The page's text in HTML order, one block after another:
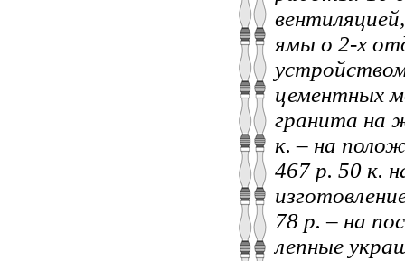
ямы о 2-х
цементных
гранита на
к. – на
467 р. 50 к.
78 р. – на
лепные